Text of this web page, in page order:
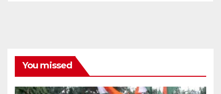
You missed